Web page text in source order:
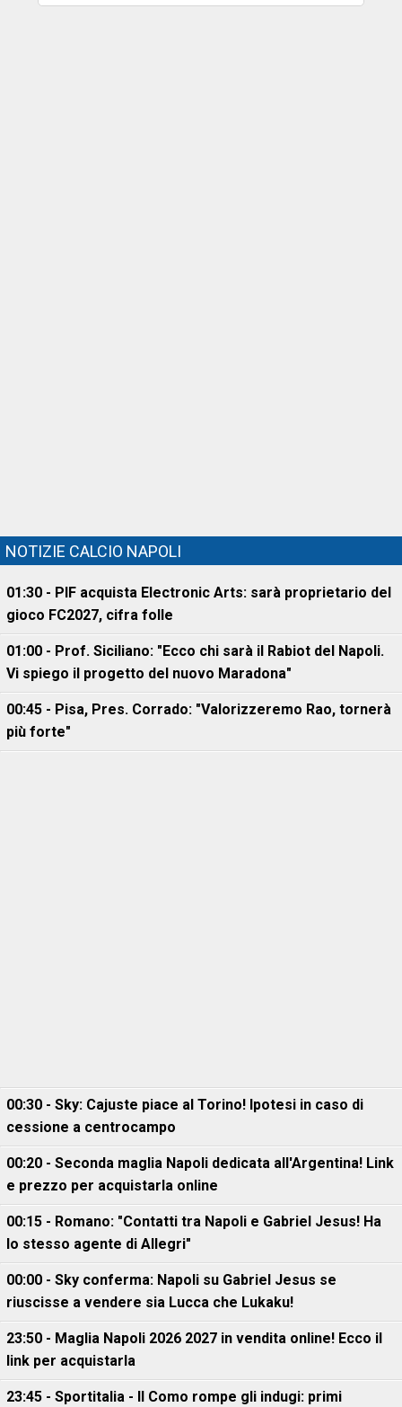
NOTIZIE CALCIO NAPOLI
01:30 - PIF acquista Electronic Arts: sarà proprietario del
gioco FC2027, cifra folle
01:00 - Prof. Siciliano: "Ecco chi sarà il Rabiot del Napoli.
Vi spiego il progetto del nuovo Maradona"
00:45 - Pisa, Pres. Corrado: "Valorizzeremo Rao, tornerà
più forte"
00:30 - Sky: Cajuste piace al Torino! Ipotesi in caso di
cessione a centrocampo
00:20 - Seconda maglia Napoli dedicata all'Argentina! Link
e prezzo per acquistarla online
00:15 - Romano: "Contatti tra Napoli e Gabriel Jesus! Ha
lo stesso agente di Allegri"
00:00 - Sky conferma: Napoli su Gabriel Jesus se
riuscisse a vendere sia Lucca che Lukaku!
23:50 - Maglia Napoli 2026 2027 in vendita online! Ecco il
link per acquistarla
23:45 - Sportitalia - Il Como rompe gli indugi: primi